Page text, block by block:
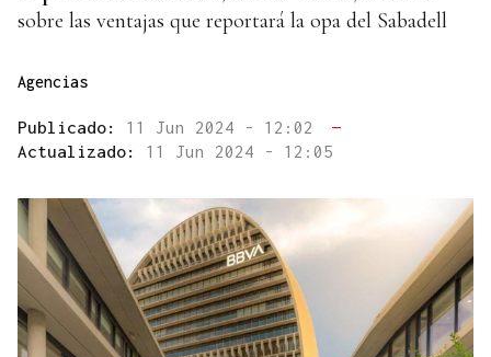
sobre las ventajas que reportará la opa del Sabadell
Agencias
Publicado: 11 Jun 2024 - 12:02
—
Actualizado: 11 Jun 2024 - 12:05